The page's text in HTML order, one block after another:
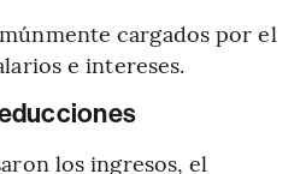
cargados por el
e intereses.
los ingresos, el